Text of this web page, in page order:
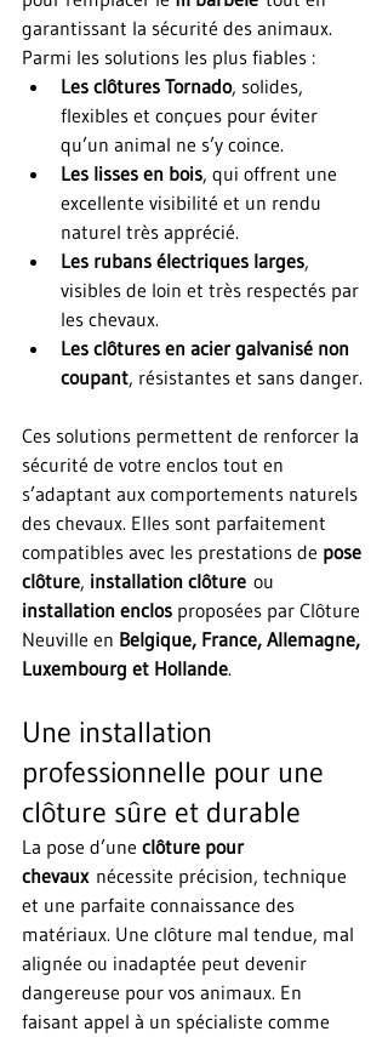
garantissant la sécurité des animaux.
Parmi les solutions les plus fiables :
Les clôtures Tornado, solides,
flexibles et conçues pour éviter
qu’un animal ne s’y coince.
Les lisses en bois, qui offrent une
excellente visibilité et un rendu
naturel très apprécié.
Les rubans électriques larges,
visibles de loin et très respectés par
les chevaux.
Les clôtures en acier galvanisé non
coupant, résistantes et sans danger.
Ces solutions permettent de renforcer la
sécurité de votre enclos tout en
s’adaptant aux comportements naturels
des chevaux. Elles sont parfaitement
compatibles avec les prestations de pose
clôture, installation clôture ou
installation enclos proposées par Clôture
Neuville en Belgique, France, Allemagne,
Luxembourg et Hollande.
Une installation
professionnelle pour une
clôture sûre et durable
La pose d’une clôture pour
chevaux nécessite précision, technique
et une parfaite connaissance des
matériaux. Une clôture mal tendue, mal
alignée ou inadaptée peut devenir
dangereuse pour vos animaux. En
faisant appel à un spécialiste comme